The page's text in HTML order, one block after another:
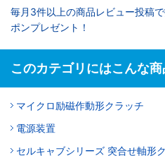
毎月3件以上の商品レビュー投稿
ポンプレゼント！
このカテゴリにはこんな商
マイクロ励磁作動形クラッチ
電源装置
セルキャブシリーズ 突合せ軸形